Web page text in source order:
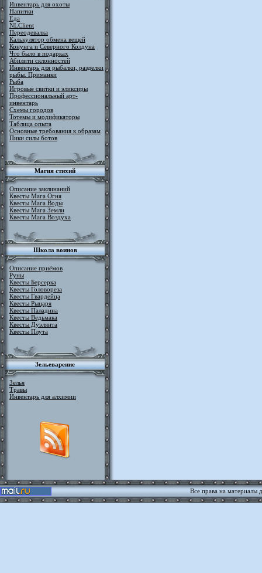
Инвентарь для охоты
Напитки
Еда
NLClient
Переодевалка
Калькулятор обмена вещей
Конунга и Северного Колдуна
Что было в подарках
Абилити склонностей
Инвентарь для рыбалки, разделки
рыбы. Приманки
Рыба
Игровые свитки и эликсиры
Профессиональный арт-
инвентарь
Схемы городов
Тотемы и модификаторы
Таблица опыта
Основные требования к образам
Пики силы ботов
Магия стихий
Описание заклинаний
Квесты Мага Огня
Квесты Мага Воды
Квесты Мага Земли
Квесты Мага Воздуха
Школа воинов
Описание приёмов
Руны
Квесты Берсерка
Квесты Головореза
Квесты Гвардейца
Квесты Рыцаря
Квесты Паладина
Квесты Ведьмака
Квесты Дуэлянта
Квесты Плута
Зельеварение
Зелья
Травы
Инвентарь для алхимии
Все права на материалы